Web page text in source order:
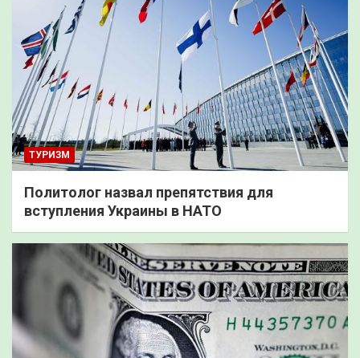
ТУРИЗМ
Политолог назвал препятствия для
вступления Украины в НАТО